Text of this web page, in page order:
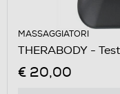
MASSAGGIATORI
THERABODY -
€ 20,00